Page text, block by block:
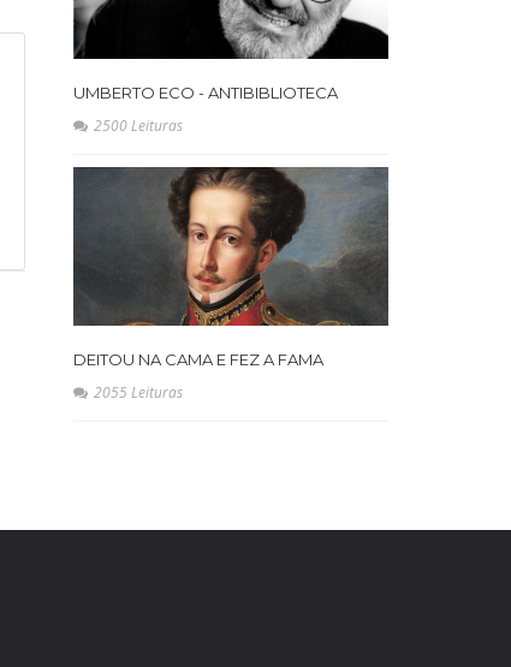
UMBERTO ECO - ANTIBIBLIOTECA
2500 Leituras
DEITOU NA CAMA E FEZ A FAMA
2055 Leituras